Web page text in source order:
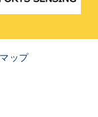
ップ